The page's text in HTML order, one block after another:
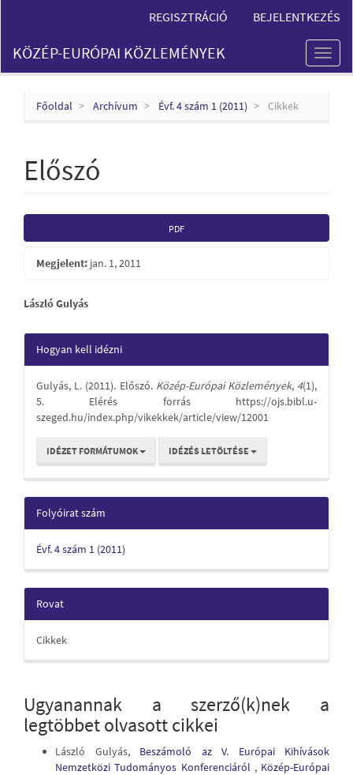
Content
Sidebar
REGISZTRÁCIÓ BEJELENTKEZÉS
Toggle
KÖZÉP-EURÓPAI KÖZLEMÉNYEK
Főoldal Archívum Évf. 4 szám 1 (2011) Cikkek
Előszó
Article
Sidebar
PDF
Megjelent: jan. 1, 2011
Main
Article
Content
László Gulyás
Article
Details
Hogyan kell idézni
Gulyás, L. (2011). Előszó. Közép-Európai Közlemények, 4(1),
5. Elérés forrás https://ojs.bibl.u-
szeged.hu/index.php/vikekkek/article/view/12001
IDÉZET FORMÁTUMOK IDÉZÉS LETÖLTÉSE
Folyóirat szám
Évf. 4 szám 1 (2011)
Rovat
Cikkek
Ugyanannak a szerző(k)nek a
legtöbbet olvasott cikkei
László Gulyás, Beszámoló az V. Európai Kihívások
Nemzetközi Tudományos Konferenciáról , Közép-Európai